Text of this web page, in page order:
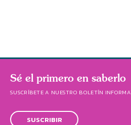
Sé el primero en saberlo
SUSCRÍBETE A NUESTRO BOLETÍN
SUSCRIBIR